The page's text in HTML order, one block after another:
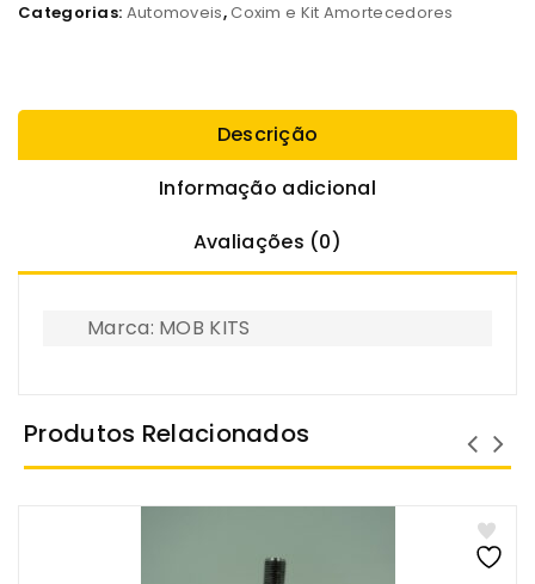
Categorias: Automoveis,Coxim e Kit Amortecedores
Descrição
Informação adicional
Avaliações (0)
Marca: MOB KITS
Produtos Relacionados